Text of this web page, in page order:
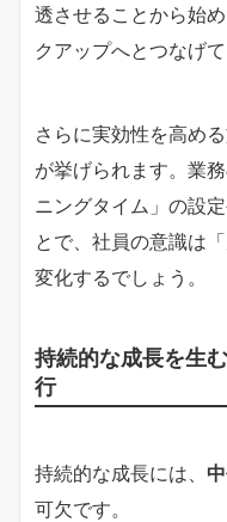
透させることから始
クアップへとつなげて
さらに実効性を高め
が挙げられます。業
ニングタイム」の設
とで、社員の意識は
変化するでしょう。
持続的な成長を生
行
持続的な成長には、
可欠です。